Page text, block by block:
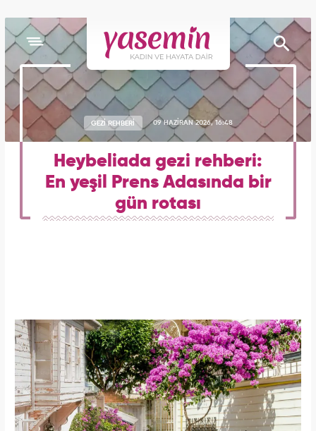
GEZİ REHBERİ 09 HAZİRAN 2026, 16:48
Heybeliada gezi rehberi:
En yeşil Prens Adasında bir
gün rotası